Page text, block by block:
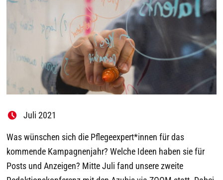
Juli 2021
Was wünschen sich die Pflegeexpert*innen für das
kommende Kampagnenjahr? Welche Ideen haben sie für
Posts und Anzeigen? Mitte Juli fand unsere zweite